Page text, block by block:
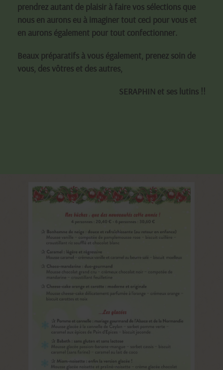
prendrez autant de plaisir à faire vos sélections que
nous en aurons eu à imaginer tout ceci pour vous et
en aurons également pour tout confectionner.
Beaux préparatifs à vous également, prenez soin de
vous, des vôtres et des autres,
SERAPHIN et ses lutins !!